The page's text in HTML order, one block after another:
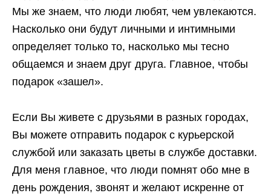
Мы же знаем, что люди любят, чем увлекаются.
Насколько они будут личными и интимными
определяет только то, насколько мы тесно
общаемся и знаем друг друга. Главное, чтобы
подарок «зашел».
Если Вы живете с друзьями в разных городах,
Вы можете отправить подарок с курьерской
службой или заказать цветы в службе доставки.
Для меня главное, что люди помнят обо мне в
день рождения, звонят и желают искренне от